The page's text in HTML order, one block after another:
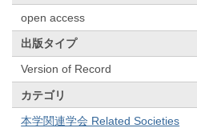
open access
出版タイプ
Version of Record
カテゴリ
本学関連学会 Related Societies